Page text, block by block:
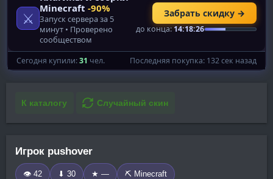
К каталогу Случайный скин
Игрок pushover
👁 42 ⬇ 30 ★ — ⛏️ Minecraft